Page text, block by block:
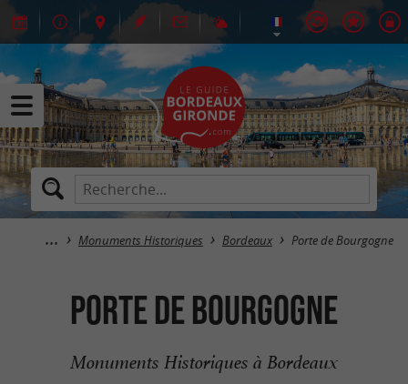
Monuments Historiques Bordeaux Porte de Bourgogne
Porte de Bourgogne
Monuments Historiques à Bordeaux